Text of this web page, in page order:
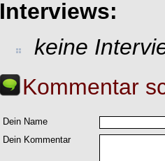
Interviews:
keine
Kommentar
Dein Name
Dein Kommentar